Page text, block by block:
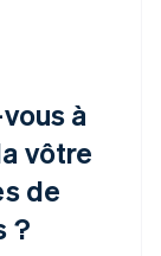
à
vôtre
de
?